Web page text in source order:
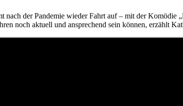
nach der Pandemie wieder Fahrt auf – mit der
noch aktuell und ansprechend sein können, erzählt